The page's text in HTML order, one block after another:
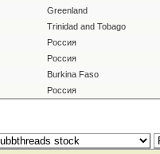
Greenland
Trinidad and Tobago
Россия
Россия
Burkina Faso
Россия